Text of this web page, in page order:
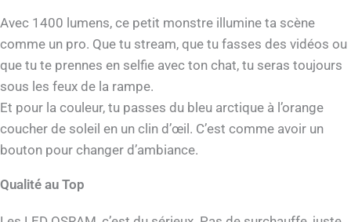
Avec 1400 lumens, ce petit monstre illumine ta scène
comme un pro. Que tu stream, que tu fasses des vidéos ou
que tu te prennes en selfie avec ton chat, tu seras toujours
sous les feux de la rampe.
Et pour la couleur, tu passes du bleu arctique à l’orange
coucher de soleil en un clin d’œil. C’est comme avoir un
bouton pour changer d’ambiance.
Qualité au Top